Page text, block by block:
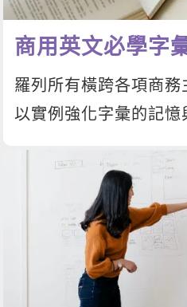
商用英文必學字
羅列所有橫跨各項商
以實例強化字彙的記憶